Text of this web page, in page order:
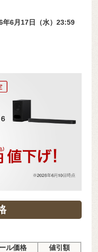
年6月17日（水）23:59
ル価格 値引額